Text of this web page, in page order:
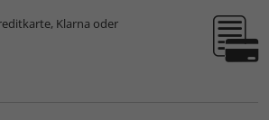
Klarna oder